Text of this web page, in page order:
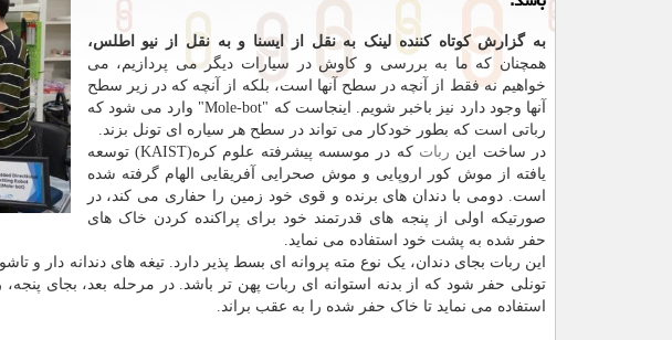
به گزارش کوتاه کننده لینک به نقل از ایسنا و به نقل از نیو اطلس،
همچنان که ما به بررسی و کاوش در سیارات دیگر می پردازیم، می
خواهیم نه فقط از آنچه در سطح آنها است، بلکه از آنچه که در زیر سطح
آنها وجود دارد نیز باخبر شویم. اینجاست که "Mole-bot" وارد می شود که
رباتی است که بطور خودکار می تواند در سطح هر سیاره ای تونل بزند.
در ساخت این ربات
که در موسسه پیشرفته علوم کره(KAIST) توسعه
یافته از موش کور اروپایی و موش صحرایی آفریقایی الهام گرفته شده
است. دومی با دندان های برنده و قوی خود زمین را حفاری می کند، در
صورتیکه اولی از پنجه های قدرتمند خود برای پراکنده کردن خاک های
حفر شده به پشت خود استفاده می نماید.
این ربات بجای دندان، یک نوع مته پروانه ای بسط پذیر دارد. تیغه های دندانه دار و
تونلی حفر شود که از بدنه استوانه ای ربات پهن تر باشد. در مرحله بعد، بجای
استفاده می نماید تا خاک حفر شده را به عقب براند.